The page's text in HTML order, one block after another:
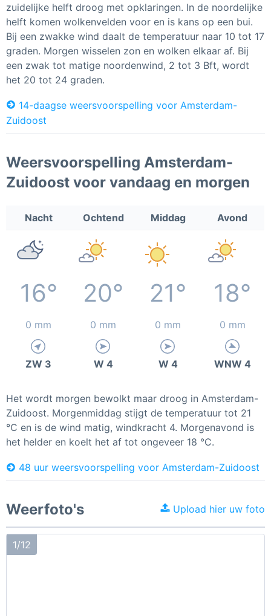
zuidelijke helft droog met opklaringen. In de noordelijke
helft komen wolkenvelden voor en is kans op een bui.
Bij een zwakke wind daalt de temperatuur naar 10 tot 17
graden. Morgen wisselen zon en wolken elkaar af. Bij
een zwak tot matige noordenwind, 2 tot 3 Bft, wordt
het 20 tot 24 graden.
14-daagse weersvoorspelling voor Amsterdam-
Zuidoost
Weersvoorspelling Amsterdam-
Zuidoost voor vandaag en morgen
Nacht Ochtend Middag Avond
16° 20° 21° 18°
0 mm 0 mm 0 mm 0 mm
ZW 3 W 4 W 4 WNW 4
Het wordt morgen bewolkt maar droog in Amsterdam-
Zuidoost. Morgenmiddag stijgt de temperatuur tot 21
°C en is de wind matig, windkracht 4. Morgenavond is
het helder en koelt het af tot ongeveer 18 °C.
48 uur weersvoorspelling voor Amsterdam-Zuidoost
Weerfoto's Upload hier uw foto
1/12